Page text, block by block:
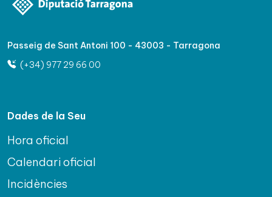
Passeig de Sant Antoni 100 - 43003 - Tarragona
(+34) 977 29 66 00
Dades de la Seu
Hora oficial
Calendari oficial
Incidències